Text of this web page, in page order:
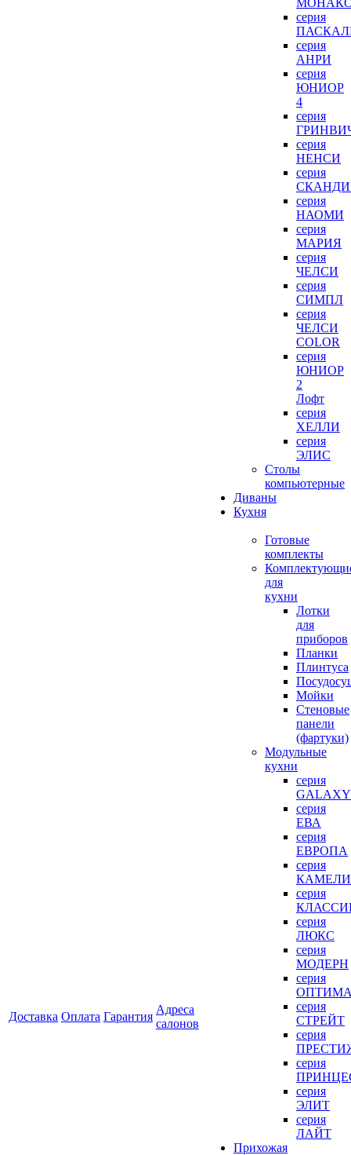
Доставка Оплата Гарантия
Адреса
салонов
серия
серия
АНРИ
серия
ЮНИОР
4
серия
серия
НЕНСИ
серия
серия
НАОМИ
серия
МАРИЯ
серия
ЧЕЛСИ
серия
СИМПЛ
серия
ЧЕЛСИ
COLOR
серия
ЮНИОР
2
Лофт
серия
ХЕЛЛИ
серия
ЭЛИС
Столы
компьютерные
Диваны
Кухня
Готовые
комплекты
для
кухни
Лотки
для
приборов
Планки
Плинтуса
Мойки
Стеновые
панели
(фартуки)
Mодульные
кухни
серия
GALAXY
серия
ЕВА
серия
ЕВРОПА
серия
серия
серия
ЛЮКС
серия
МОДЕРН
серия
серия
СТРЕЙТ
серия
серия
серия
ЭЛИТ
серия
ЛАЙТ
Прихожая